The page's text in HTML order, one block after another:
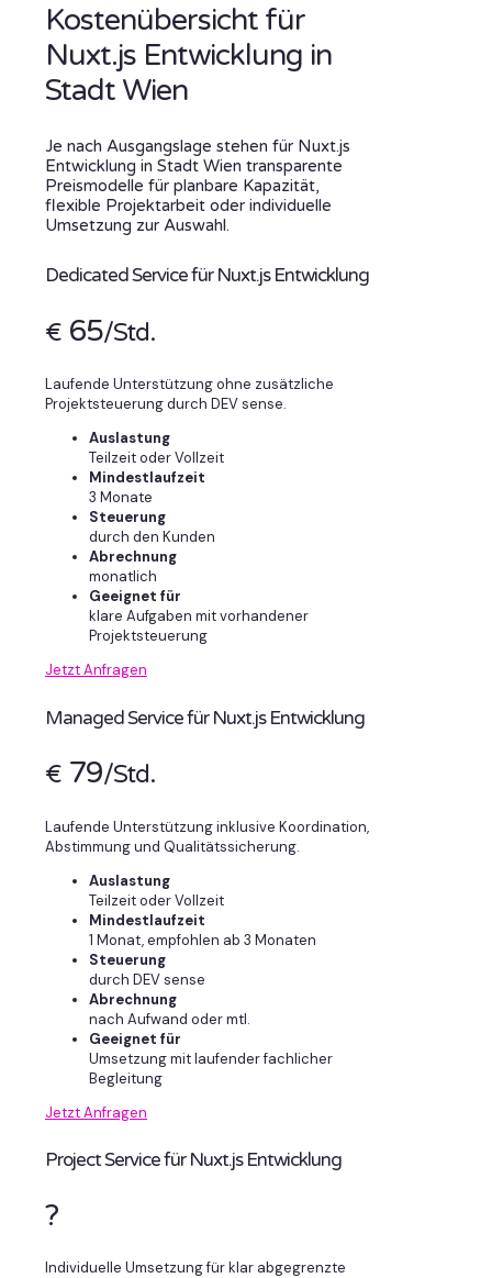
Kostenübersicht für
Nuxt.js Entwicklung in
Stadt Wien
Je nach Ausgangslage stehen für Nuxt.js
Entwicklung in Stadt Wien transparente
Preismodelle für planbare Kapazität,
flexible Projektarbeit oder individuelle
Umsetzung zur Auswahl.
Dedicated Service für Nuxt.js Entwicklung
€ 65/Std.
Laufende Unterstützung ohne zusätzliche
Projektsteuerung durch DEV sense.
Auslastung
Teilzeit oder Vollzeit
Mindestlaufzeit
3 Monate
Steuerung
durch den Kunden
Abrechnung
monatlich
Geeignet für
klare Aufgaben mit vorhandener
Projektsteuerung
Jetzt Anfragen
Managed Service für Nuxt.js Entwicklung
€ 79/Std.
Laufende Unterstützung inklusive Koordination,
Abstimmung und Qualitätssicherung.
Auslastung
Teilzeit oder Vollzeit
Mindestlaufzeit
1 Monat, empfohlen ab 3 Monaten
Steuerung
durch DEV sense
Abrechnung
nach Aufwand oder mtl.
Geeignet für
Umsetzung mit laufender fachlicher
Begleitung
Jetzt Anfragen
Project Service für Nuxt.js Entwicklung
?
Individuelle Umsetzung für klar abgegrenzte